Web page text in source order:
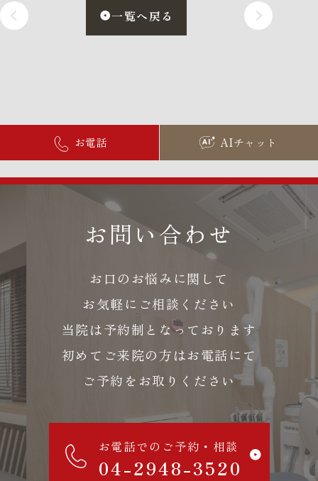
一覧へ戻る
お電話 AIチャット
お問い合わせ
お口のお悩みに関して
お気軽にご相談ください
当院は予約制となっております
初めてご来院の方はお電話にて
ご予約をお取りください
お電話でのご予約・相談
04-2948-3520